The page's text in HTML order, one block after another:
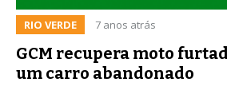
RIO VERDE 7 anos atrás
GCM recupera moto
um carro abandonado